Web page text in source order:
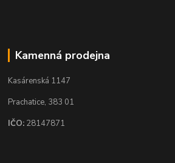
Kamenná prodejna
Kasárenská 1147
Prachatice, 383 01
IČO: 28147871